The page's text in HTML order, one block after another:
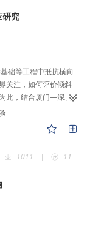
测量电极处峰值SP绝对
外，溶质弥散前锋与
弥散前锋相应的平
相应的平均流速为
实际平均流速与采用
更接近实际平均流速
，采用峰值SP计算的
相比，采用初始SP值
研究
础等工程中抵抗横向
关注，如何评价倾斜
此，结合厦门—深圳
倾斜的群桩基础分别
拟试验和有限元分
，群桩的最合理倾角
呈陡降型；沉降量在
，且竖直桩基骤减值
减弱，桩侧上部侧
＞中桩，倾斜群桩
增大；各基桩桩顶
直群桩群桩效应系
1011 | 11